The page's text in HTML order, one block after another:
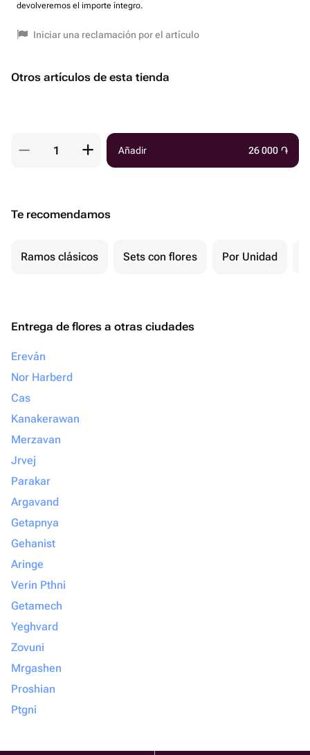
devolveremos el importe íntegro.
Iniciar una reclamación por el artículo
Otros artículos de esta tienda
Añadir 26 000 ֏
Te recomendamos
Ramos clásicos Sets con flores Por Unidad
Entrega de flores a otras ciudades
Ereván
Nor Harberd
Cas
Kanakerawan
Merzavan
Jrvej
Parakar
Argavand
Getapnya
Gehanist
Aringe
Verin Pthni
Getamech
Yeghvard
Zovuni
Mrgashen
Proshian
Ptgni